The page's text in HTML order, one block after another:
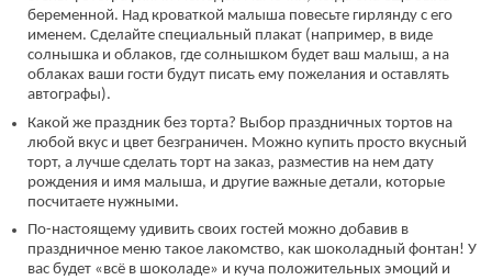
беременной. Над кроваткой малыша повесьте гирлянду с его
именем. Сделайте специальный плакат (например, в виде
солнышка и облаков, где солнышком будет ваш малыш, а на
облаках ваши гости будут писать ему пожелания и оставлять
автографы).
Какой же праздник без торта? Выбор праздничных тортов на
любой вкус и цвет безграничен. Можно купить просто вкусный
торт, а лучше сделать торт на заказ, разместив на нем дату
рождения и имя малыша, и другие важные детали, которые
посчитаете нужными.
По-настоящему удивить своих гостей можно добавив в
праздничное меню такое лакомство, как шоколадный фонтан! У
вас будет «всё в шоколаде» и куча положительных эмоций и